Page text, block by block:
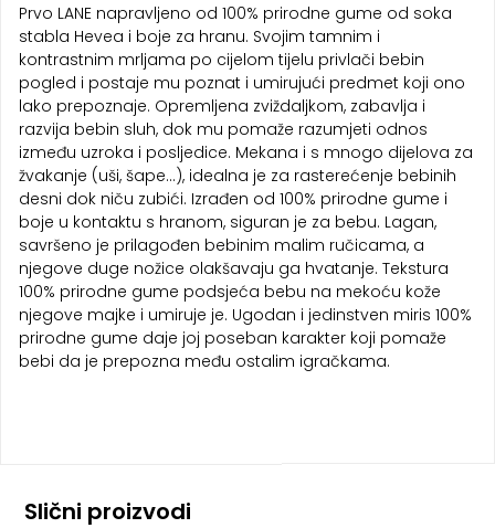
Prvo LANE napravljeno od 100% prirodne gume od soka
stabla Hevea i boje za hranu. Svojim tamnim i
kontrastnim mrljama po cijelom tijelu privlači bebin
pogled i postaje mu poznat i umirujući predmet koji ono
lako prepoznaje. Opremljena zviždaljkom, zabavlja i
razvija bebin sluh, dok mu pomaže razumjeti odnos
između uzroka i posljedice. Mekana i s mnogo dijelova za
žvakanje (uši, šape…), idealna je za rasterećenje bebinih
desni dok niču zubići. Izrađen od 100% prirodne gume i
boje u kontaktu s hranom, siguran je za bebu. Lagan,
savršeno je prilagođen bebinim malim ručicama, a
njegove duge nožice olakšavaju ga hvatanje. Tekstura
100% prirodne gume podsjeća bebu na mekoću kože
njegove majke i umiruje je. Ugodan i jedinstven miris 100%
prirodne gume daje joj poseban karakter koji pomaže
bebi da je prepozna među ostalim igračkama.
Slični proizvodi